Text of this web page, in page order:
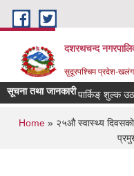
Skip to main content
दशरथचन्द
सुदूरपश्चिम प्रदेश-
सूचना तथा जानकारीपार्किङ् शुल्क
You are here
Home» २५औ स्वास्थ्य दिवसको